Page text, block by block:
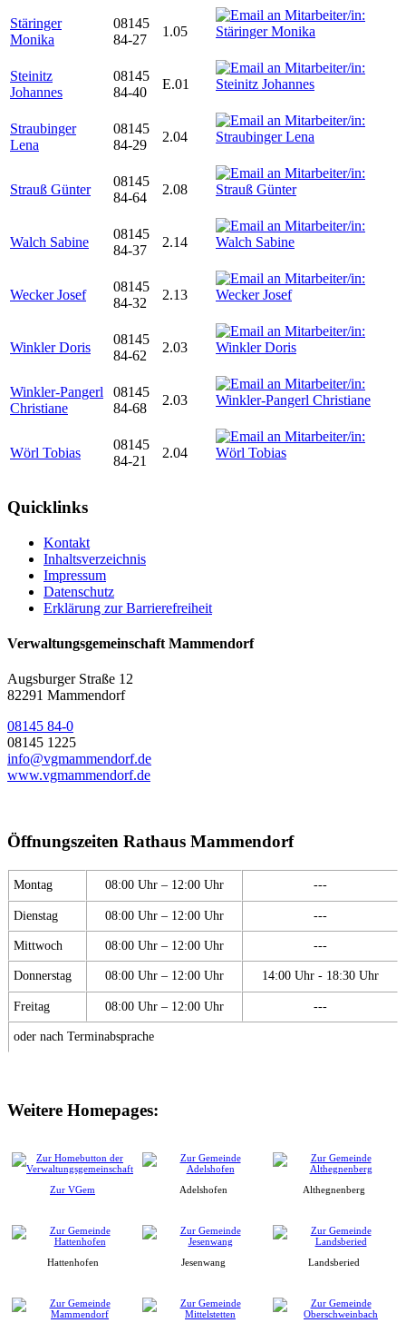
Stäringer
Monika
08145
84-27
1.05
Steinitz
Johannes
08145
84-40
E.01
Straubinger
Lena
08145
84-29
2.04
Strauß Günter
08145
84-64
2.08
Walch Sabine
08145
84-37
2.14
Wecker Josef
08145
84-32
2.13
Winkler Doris
08145
84-62
2.03
Winkler-Pangerl
Christiane
08145
84-68
2.03
Wörl Tobias
08145
84-21
2.04
Quicklinks
Kontakt
Inhaltsverzeichnis
Impressum
Datenschutz
Erklärung zur Barrierefreiheit
Verwaltungsgemeinschaft Mammendorf
Augsburger Straße 12
82291 Mammendorf
08145 84-0
08145 1225
info@vgmammendorf.de
www.vgmammendorf.de
Öffnungszeiten Rathaus Mammendorf
Montag 08:00 Uhr – 12:00 Uhr ---
Dienstag 08:00 Uhr – 12:00 Uhr ---
Mittwoch 08:00 Uhr – 12:00 Uhr ---
Donnerstag 08:00 Uhr – 12:00 Uhr 14:00 Uhr - 18:30 Uhr
Freitag 08:00 Uhr – 12:00 Uhr ---
oder nach Terminabsprache
Weitere Homepages:
Zur VGem Adelshofen Althegnenberg
Hattenhofen Jesenwang Landsberied